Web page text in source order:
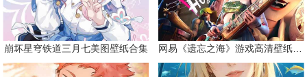
崩坏星穹铁道三月七美图壁纸合集 网易《遗忘之海》游戏高清壁纸精选